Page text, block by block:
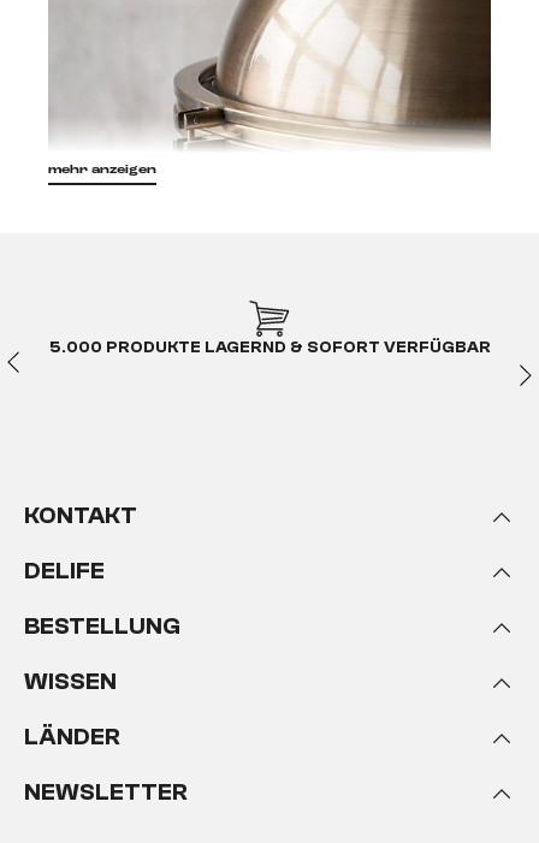
stark von den restlichen Möbeln
und Wohnaccessoires abheben. Glänzende
Oberflächen können auf die verschiedensten
sind und gern mal den ein oder anderen
glänzende Oberflächen wahre Blickfänge sind,
hochpolierten oder lackierten Möbelstücke ein
größte Feind aller glänzenden Oberflächen sind
erkennen. Denn auch die feinsten Kratzer wirken
dumpf und nach und nach immer matter aussehen.
Bei glänzenden Metalloberflächen besteht durch
mehr anzeigen
5.000 PRODUKTE LAGERND & SOFORT VERFÜGBAR
KONTAKT
DELIFE
BESTELLUNG
WISSEN
LÄNDER
NEWSLETTER